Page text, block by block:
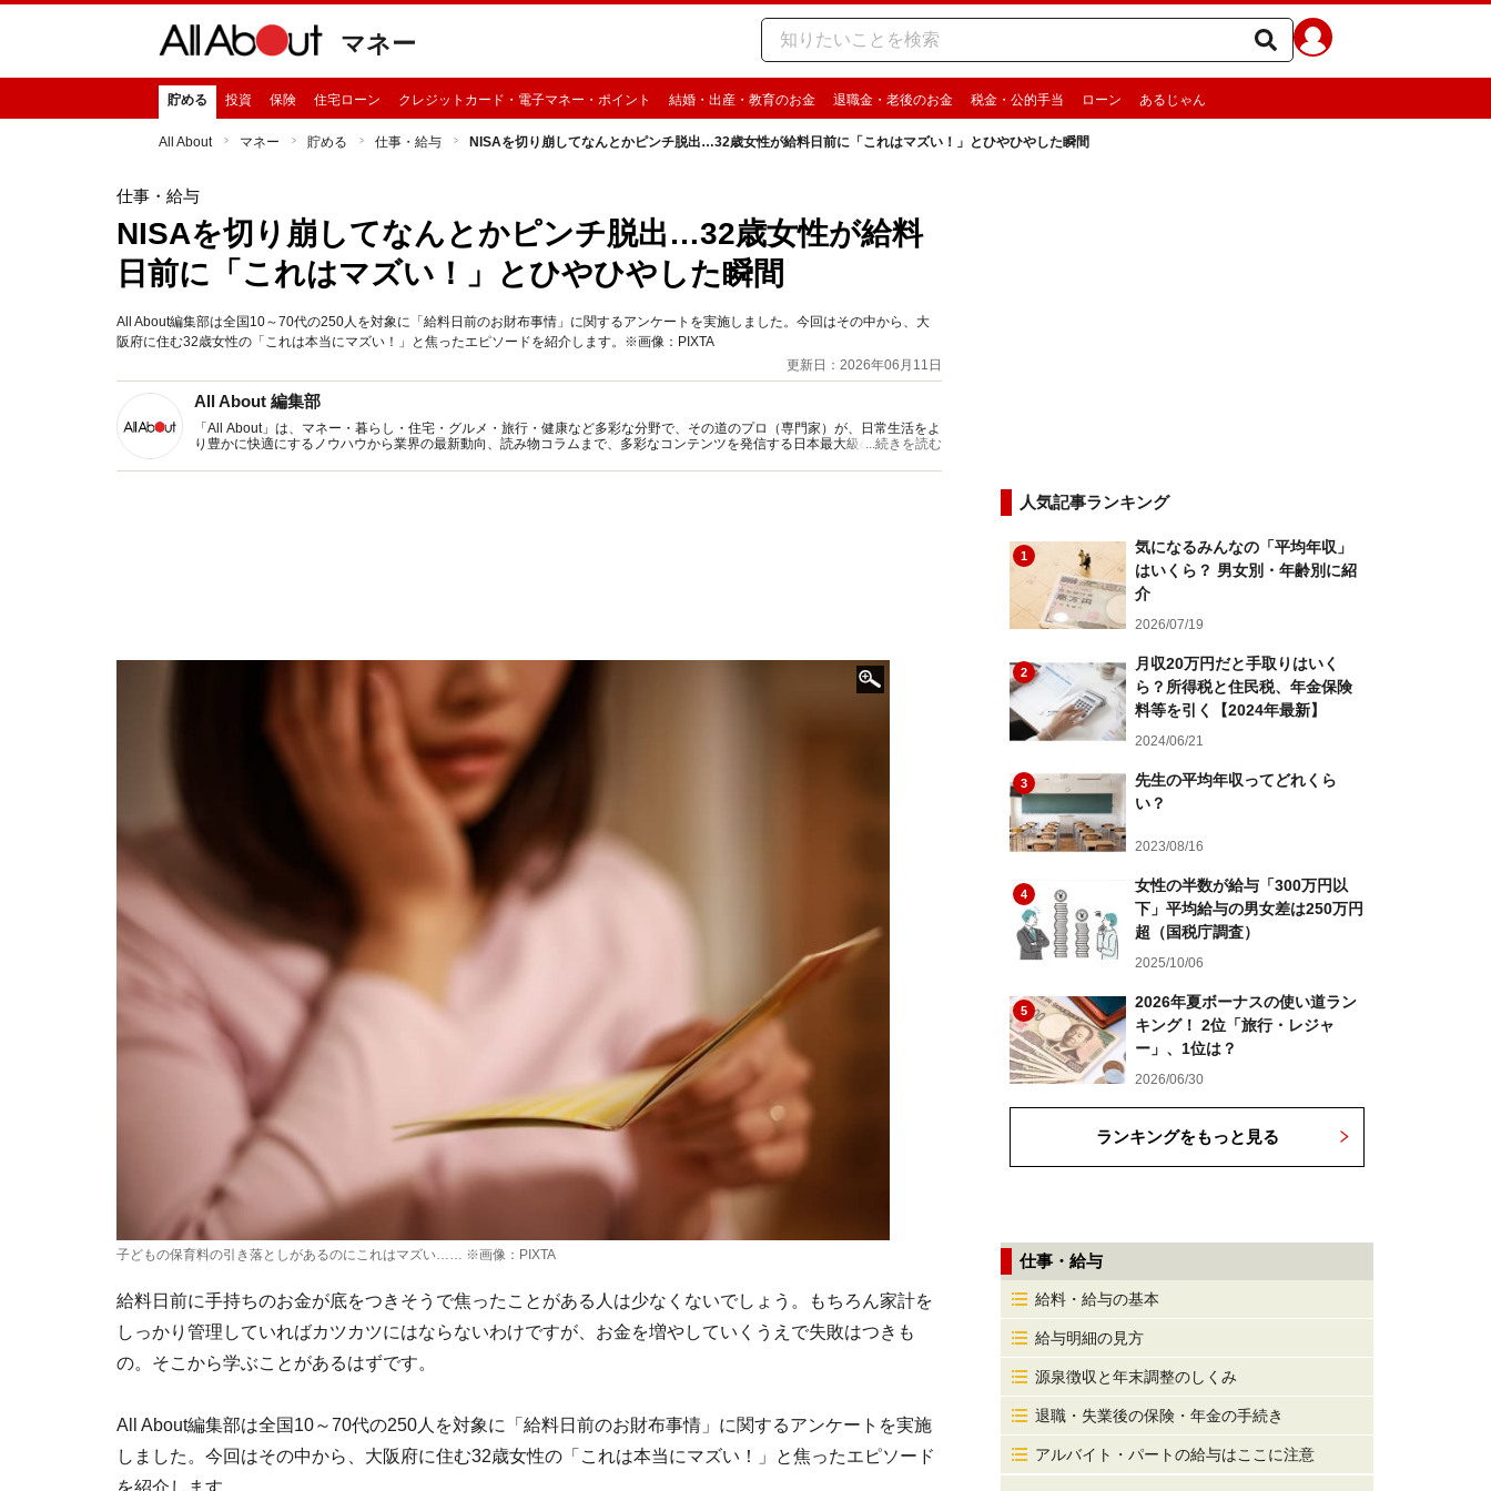
マネー
貯める 投資 保険 住宅ローン クレジットカード・電子マネー・ポイント 結婚・出産・教育のお金 退職金・老後のお金 税金・公的手当 ローン あるじゃん
All About マネー 貯める 仕事・給与 NISAを切り崩してなんとかピンチ脱出…32歳女性が給料日前に「これはマズい！」とひやひやした瞬間
仕事・給与
NISAを切り崩してなんとかピンチ脱出…32歳女性が給料
日前に「これはマズい！」とひやひやした瞬間
All About編集部は全国10～70代の250人を対象に「給料日前のお財布事情」に関するアンケートを実施しました。今回はその中から、大
阪府に住む32歳女性の「これは本当にマズい！」と焦ったエピソードを紹介します。※画像：PIXTA
更新日：2026年06月11日
All About 編集部
「All About」は、マネー・暮らし・住宅・グルメ・旅行・健康など多彩な分野で、その道のプロ（専門家）が、日常生活をよ
り豊かに快適にするノウハウから業界の最新動向、読み物コラムまで、多彩なコンテンツを発信する日本最大級の総合情報サ
...続きを読む
子どもの保育料の引き落としがあるのにこれはマズい…… ※画像：PIXTA
給料日前に手持ちのお金が底をつきそうで焦ったことがある人は少なくないでしょう。もちろん家計を
しっかり管理していればカツカツにはならないわけですが、お金を増やしていくうえで失敗はつきも
の。そこから学ぶことがあるはずです。
All About編集部は全国10～70代の250人を対象に「給料日前のお財布事情」に関するアンケートを実施
しました。今回はその中から、大阪府に住む32歳女性の「これは本当にマズい！」と焦ったエピソード
を紹介します。
人気記事ランキング
1
気になるみんなの「平均年収」
はいくら？ 男女別・年齢別に紹
介
2026/07/19
2
月収20万円だと手取りはいく
ら？所得税と住民税、年金保険
料等を引く【2024年最新】
2024/06/21
3
先生の平均年収ってどれくら
い？
2023/08/16
4
女性の半数が給与「300万円以
下」平均給与の男女差は250万円
超（国税庁調査）
2025/10/06
5
2026年夏ボーナスの使い道ラン
キング！ 2位「旅行・レジャ
ー」、1位は？
2026/06/30
ランキングをもっと見る
仕事・給与
給料・給与の基本
給与明細の見方
源泉徴収と年末調整のしくみ
退職・失業後の保険・年金の手続き
アルバイト・パートの給与はここに注意